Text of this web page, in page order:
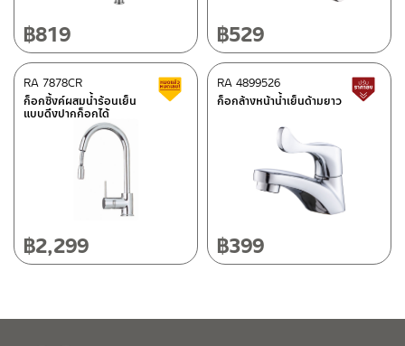
โทร: 02-358-0080 / 080-075-8668 / 091-545-0556
ศูนย์บริการและอะไหล่ เชียงใหม่
118/33 โครงการอรสิริน ม.8 ต.สันปูเลย อ.ดอยสะเก็ด เชียงใหม่
โทร: 080-075-2626
วันจันทร์ – วันศุกร์ เวลา 8:30-17:30 น.
วันเสาร์ เวลา 8:30-15:00 น.
ติดต่อ ชาญไพบูลย์ / Contact Us
฿819 ฿529
ก็อกซิ้งค์ผสมน้ำร้อนเย็น
แบบดึงปากก็อกได้
RA 7878CR สินค้าลดราคา เคลียร์สต็อก
฿2,299
ก็อกล้างหน้าน้ำเย็นด้ามยาว
RA 4899526
฿399